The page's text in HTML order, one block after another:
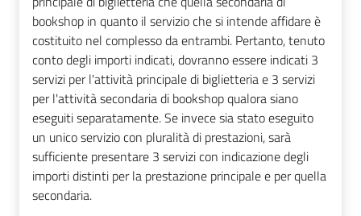
bookshop in quanto il servizio che si intende affidare è
costituito nel complesso da entrambi. Pertanto, tenuto
conto degli importi indicati, dovranno essere indicati 3
servizi per l'attività principale di biglietteria e 3 servizi
per l'attività secondaria di bookshop qualora siano
eseguiti separatamente. Se invecesia stato eseguito
un unico servizio con pluralità di prestazioni, sarà
sufficiente presentare 3 servizi con indicazione degli
importi distinti per la prestazione principale e per quella
secondaria.